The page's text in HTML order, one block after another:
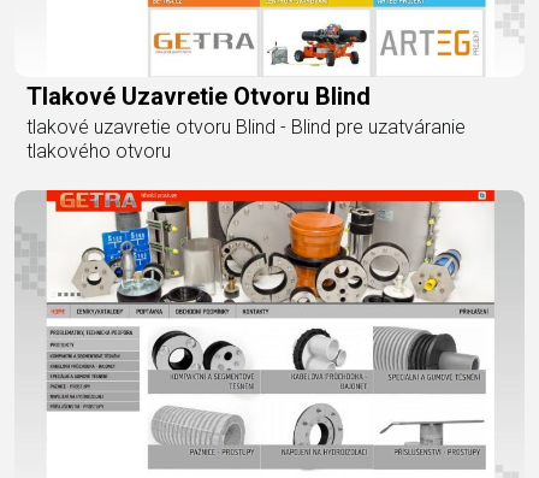
Tlakové Uzavretie Otvoru Blind
tlakové uzavretie otvoru Blind - Blind pre uzatváranie
tlakového otvoru